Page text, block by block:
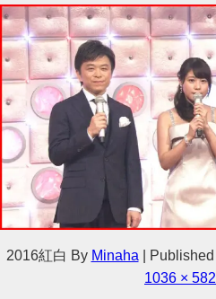
2016紅白 By Minaha Published
1036 × 582